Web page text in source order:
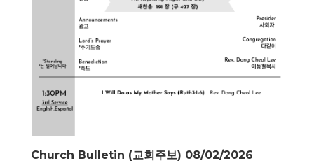
Church Bulletin (교회주보) 08/02/2026